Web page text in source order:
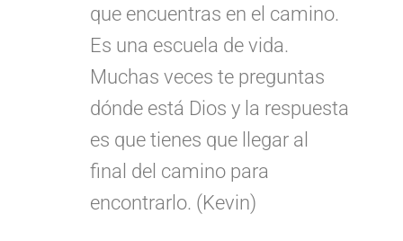
que encuentras en el camino.
Es una escuela de vida.
Muchas veces te preguntas
dónde está Dios y la respuesta
es que tienes que llegar al
final del camino para
encontrarlo. (Kevin)